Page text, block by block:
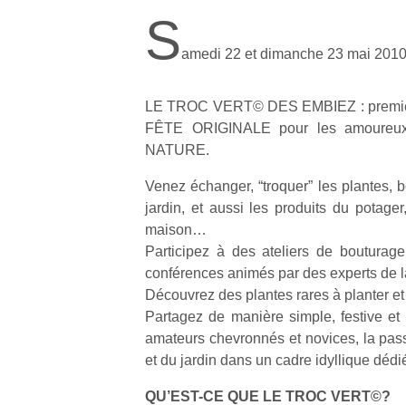
Samedi 22 et dimanche 23 mai
LE TROC VERT© DES EMBIEZ :
FÊTE ORIGINALE pour les
NATURE.
Venez échanger, “troquer” les plantes,
jardin, et aussi les produits du
maison…
Participez à des ateliers de
conférences animés par des experts de
Découvrez des plantes rares à planter
Partagez de manière simple, festive
amateurs chevronnés et novices, la
et du jardin dans un cadre idyllique
QU’EST-CE QUE LE TROC VERT©?